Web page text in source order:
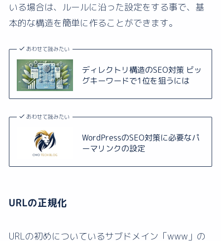
いる場合は、ルールに沿った設定をする事で、基
本的な構造を簡単に作ることができます。
あわせて読みたい
ディレクトリ構造のSEO対策 ビッ
グキーワードで1位を狙うには
あわせて読みたい
WordPressのSEO対策に必要なパ
ーマリンクの設定
URLの正規化
URLの初めについているサブドメイン「www」の